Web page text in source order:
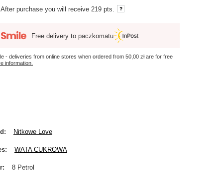
After purchase you will receive 219 pts.
Free delivery to paczkomatu
- deliveries from online stores when ordered from50,00 złare for free
information.
Nitkowe Love
WATA CUKROWA
8 Petrol